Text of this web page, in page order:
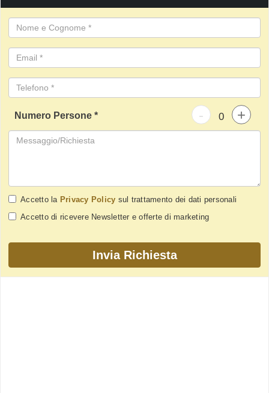
Numero Persone * - +
Accetto la Privacy Policy sul trattamento dei dati personali
Accetto di ricevere Newsletter e offerte di marketing